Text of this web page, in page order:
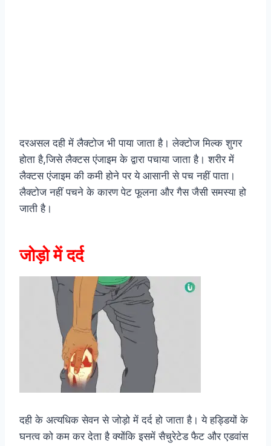
दरअसल दही में लैक्टोज भी पाया जाता है। लेक्टोज मिल्क शुगर
होता है,जिसे लैक्टस एंजाइम के द्वारा पचाया जाता है। शरीर में
लैक्टस एंजाइम की कमी होने पर ये आसानी से पच नहीं पाता।
लैक्टोज नहीं पचने के कारण पेट फूलना और गैस जैसी समस्या हो
जाती है।
जोड़ो में दर्द
दही के अत्यधिक सेवन से जोड़ो में दर्द हो जाता है। ये हड्डियों के
घनत्व को कम कर देता है क्योंकि इसमें सैचुरेटेड फैट और एडवांस